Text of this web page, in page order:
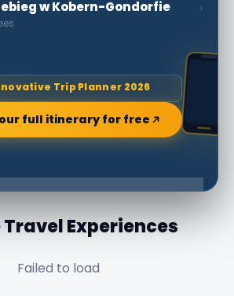
w Kobern-Gondorfie ›
Trip Planner 2026
full itinerary for free
Travel Experiences
Failed to load